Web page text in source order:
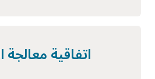
اتفاقية معالجة